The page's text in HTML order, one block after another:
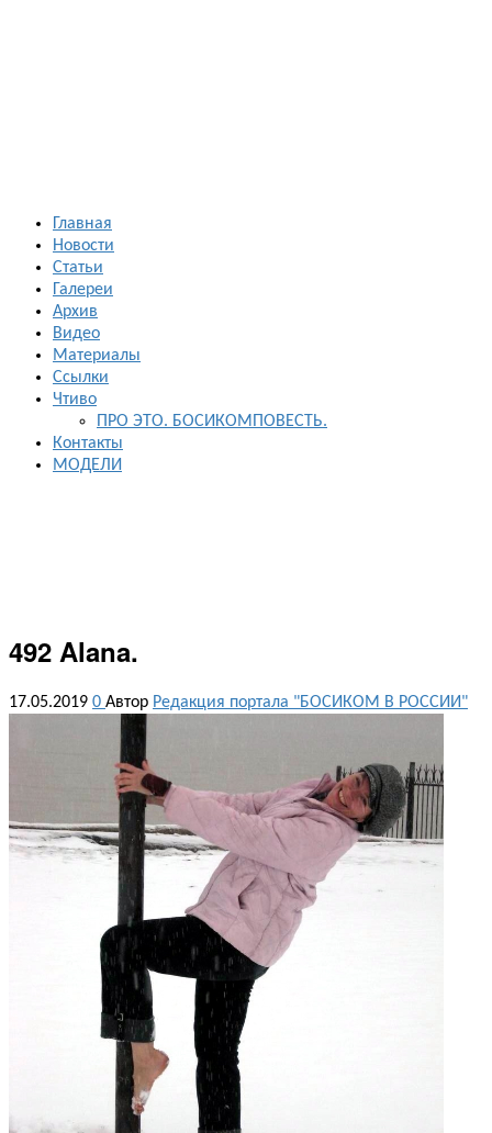
Главная
Новости
Статьи
Галереи
Архив
Видео
Материалы
Ссылки
Чтиво
ПРО ЭТО. БОСИКОМПОВЕСТЬ.
Контакты
МОДЕЛИ
492 Alana.
17.05.2019 0 Автор Редакция портала "БОСИКОМ В РОССИИ"